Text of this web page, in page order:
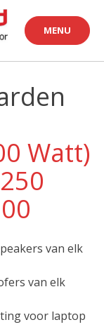
MENU
Watt)
van elk
van elk
voor laptop